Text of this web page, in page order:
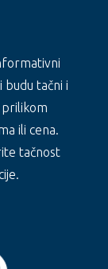
budu tačni i
prilikom
ili cena.
tačnost